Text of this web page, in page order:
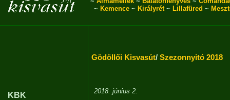
~ Kemence~ Királyrét~ Lillafüred ~
KBK
Gödöllői Kisvasút/ Szezonnyitó 2018
2018. június 2.